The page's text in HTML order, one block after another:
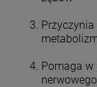
Pomaga w
nerwowego